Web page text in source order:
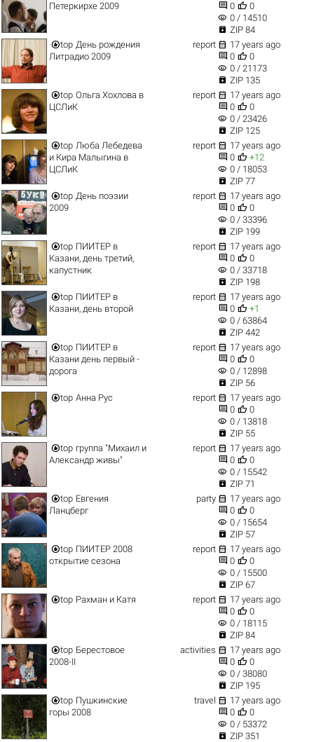
Петеркирхе 2009
 0  0
visibility 0 / 14510
 ZIP 84
top День рождения
Литрадио 2009
report  17 years ago
 0  0
visibility 0 / 21173
 ZIP 135
top Ольга Хохлова в
ЦСЛиК
report  17 years ago
 0  0
visibility 0 / 23426
 ZIP 125
top Люба Лебедева
и Кира Малыгина в
ЦСЛиК
report  17 years ago
 0  +12
visibility 0 / 18053
 ZIP 77
top День поэзии
2009
report  17 years ago
 0  0
visibility 0 / 33396
 ZIP 199
top ПИИТЕР в
Казани, день третий,
капустник
report  17 years ago
 0  0
visibility 0 / 33718
 ZIP 198
top ПИИТЕР в
Казани, день второй
report  17 years ago
 0  +1
visibility 0 / 63864
 ZIP 442
top ПИИТЕР в
Казани день первый -
дорога
report  17 years ago
 0  0
visibility 0 / 12898
 ZIP 56
top Анна Рус report  17 years ago
 0  0
visibility 0 / 13818
 ZIP 55
top группа "Михаил и
Александр живы"
report  17 years ago
 0  0
visibility 0 / 15542
 ZIP 71
top Евгения
Ланцберг
party  17 years ago
 0  0
visibility 0 / 15654
 ZIP 57
top ПИИТЕР 2008
открытие сезона
report  17 years ago
 0  0
visibility 0 / 15500
 ZIP 67
top Рахман и Катя report  17 years ago
 0  0
visibility 0 / 18115
 ZIP 84
top Берестовое
2008-II
activities  17 years ago
 0  0
visibility 0 / 38080
 ZIP 195
top Пушкинские
горы 2008
travel  17 years ago
 0  0
visibility 0 / 53372
 ZIP 351